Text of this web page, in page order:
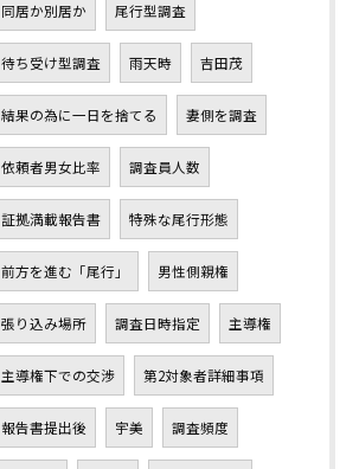
同居か別居か 尾行型調査
待ち受け型調査 雨天時 吉田茂
結果の為に一日を捨てる 妻側を調査
依頼者男女比率 調査員人数
証拠満載報告書 特殊な尾行形態
前方を進む「尾行」 男性側親権
張り込み場所 調査日時指定 主導権
主導権下での交渉 第2対象者詳細事項
報告書提出後 宇美 調査頻度